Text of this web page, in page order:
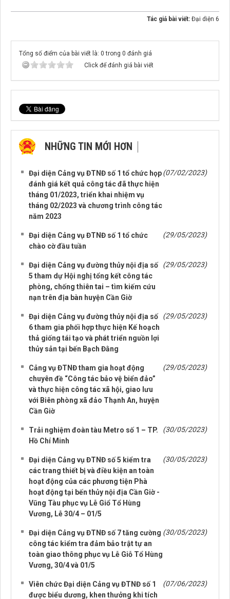
Tác giả bài viết: Đại diện 6
Tổng số điểm của bài viết là: 0 trong 0 đánh giá
Click để đánh giá bài viết
NHỮNG TIN MỚI HƠN
Đại diện Cảng vụ ĐTNĐ số 1 tổ chức họp
đánh giá kết quả công tác đã thực hiện
tháng 01/2023, triển khai nhiệm vụ
tháng 02/2023 và chương trình công tác
năm 2023
(07/02/2023)
Đại diện Cảng vụ ĐTNĐ số 1 tổ chức
chào cờ đầu tuần
(29/05/2023)
Đại diện Cảng vụ đường thủy nội địa số
5 tham dự Hội nghị tổng kết công tác
phòng, chống thiên tai – tìm kiếm cứu
nạn trên địa bàn huyện Cần Giờ
(29/05/2023)
Đại diện Cảng vụ đường thủy nội địa số
6 tham gia phối hợp thực hiện Kế hoạch
thả giống tái tạo và phát triển nguồn lợi
thủy sản tại bến Bạch Đằng
(29/05/2023)
Cảng vụ ĐTNĐ tham gia hoạt động
chuyên đề “Công tác bảo vệ biển đảo”
và thực hiện công tác xã hội, giao lưu
với Biên phòng xã đảo Thạnh An, huyện
Cần Giờ
(29/05/2023)
Trải nghiệm đoàn tàu Metro số 1 – TP.
Hồ Chí Minh
(30/05/2023)
Đại diện Cảng vụ ĐTNĐ số 5 kiểm tra
các trang thiết bị và điều kiện an toàn
hoạt động của các phương tiện Phà
hoạt động tại bến thủy nội địa Cần Giờ -
Vũng Tàu phục vụ Lễ Giổ Tổ Hùng
Vương, Lễ 30/4 – 01/5
(30/05/2023)
Đại diện Cảng vụ ĐTNĐ số 7 tăng cường
công tác kiểm tra đảm bảo trật tự an
toàn giao thông phục vụ Lễ Giỗ Tổ Hùng
Vương, 30/4 và 01/5
(30/05/2023)
Viên chức Đại diện Cảng vụ ĐTNĐ số 1
được biểu dương, khen thưởng khi tích
(07/06/2023)